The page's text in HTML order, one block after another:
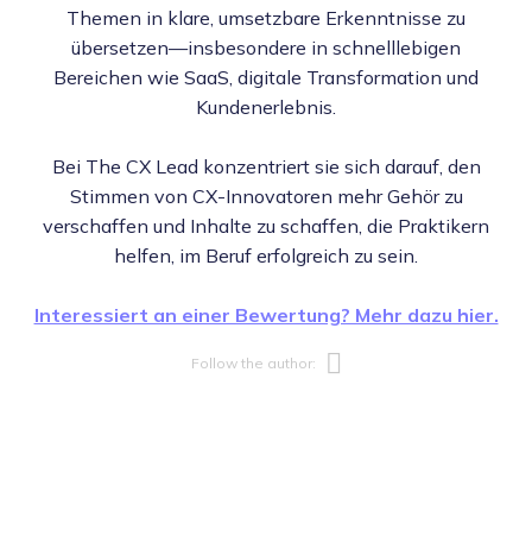
Themen in klare, umsetzbare Erkenntnisse zu
übersetzen—insbesondere in schnelllebigen
Bereichen wie SaaS, digitale Transformation und
Kundenerlebnis.
Bei The CX Lead konzentriert sie sich darauf, den
Stimmen von CX-Innovatoren mehr Gehör zu
verschaffen und Inhalte zu schaffen, die Praktikern
helfen, im Beruf erfolgreich zu sein.
Interessiert an einer Bewertung? Mehr dazu hier.
Follow the author: